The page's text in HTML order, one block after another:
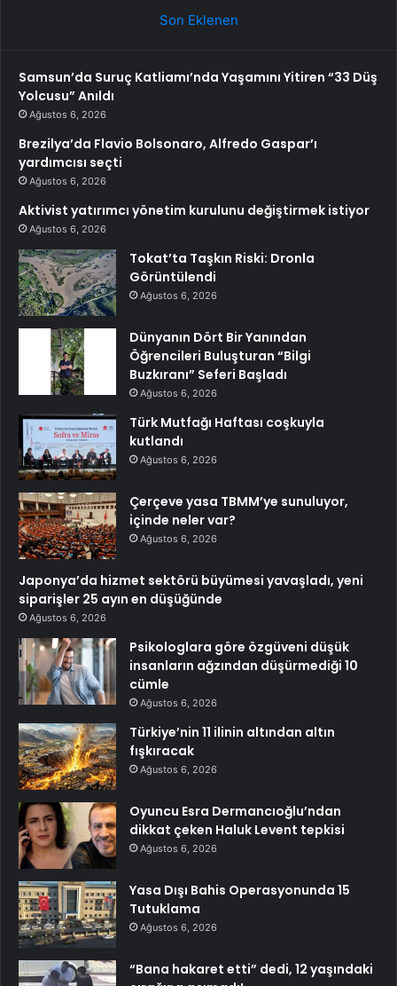
Son Eklenen
Samsun’da Suruç Katliamı’nda Yaşamını Yitiren “33 Düş
Yolcusu” Anıldı
Ağustos 6, 2026
Brezilya’da Flavio Bolsonaro, Alfredo Gaspar’ı
yardımcısı seçti
Ağustos 6, 2026
Aktivist yatırımcı yönetim kurulunu değiştirmek istiyor
Ağustos 6, 2026
Tokat’ta Taşkın Riski: Dronla
Görüntülendi
Ağustos 6, 2026
Dünyanın Dört Bir Yanından
Öğrencileri Buluşturan “Bilgi
Buzkıranı” Seferi Başladı
Ağustos 6, 2026
Türk Mutfağı Haftası coşkuyla
kutlandı
Ağustos 6, 2026
Çerçeve yasa TBMM’ye sunuluyor,
içinde neler var?
Ağustos 6, 2026
Japonya’da hizmet sektörü büyümesi yavaşladı, yeni
siparişler 25 ayın en düşüğünde
Ağustos 6, 2026
Psikologlara göre özgüveni düşük
insanların ağzından düşürmediği 10
cümle
Ağustos 6, 2026
Türkiye’nin 11 ilinin altından altın
fışkıracak
Ağustos 6, 2026
Oyuncu Esra Dermancıoğlu’ndan
dikkat çeken Haluk Levent tepkisi
Ağustos 6, 2026
Yasa Dışı Bahis Operasyonunda 15
Tutuklama
Ağustos 6, 2026
“Bana hakaret etti” dedi, 12 yaşındaki